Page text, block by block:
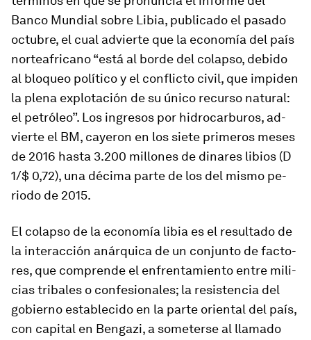
Banco Mundial sobre Libia, pu­bli­cado el pa­sado
oc­tu­bre, el cual ad­vierte que la eco­nomía del país
nor­te­afri­cano “está al borde del co­lapso, de­bido
al blo­queo po­lí­tico y el con­flicto ci­vil, que im­piden
la plena ex­plo­ta­ción de su único re­curso na­tu­ral:
el pe­tró­leo”. Los in­gresos por hi­dro­car­bu­ros, ad­
vierte el BM, ca­yeron en los siete pri­meros meses
de 2016 hasta 3.200 mi­llones de di­nares li­bios (D
1/$ 0,72), una dé­cima parte de los del mismo pe­
riodo de 2015.
El co­lapso de la eco­nomía libia es el re­sul­tado de
la in­ter­ac­ción anár­quica de un con­junto de fac­to­
res, que com­prende el en­fren­ta­miento entre mi­li­
cias tri­bales o con­fe­sio­na­les; la re­sis­tencia del
go­bierno es­ta­ble­cido en la parte oriental del país,
con ca­pital en Bengazi, a so­me­terse al lla­mado